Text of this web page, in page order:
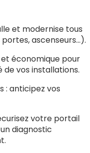
et modernise tous
ascenseurs…).
économique pour
vos installations.
: anticipez vos
votre portail
diagnostic